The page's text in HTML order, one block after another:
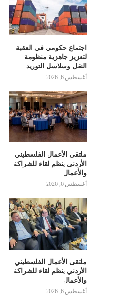
اجتماع حكومي في العقبة
لتعزيز جاهزية منظومة
النقل وسلاسل التوريد
أغسطس 6, 2026
ملتقى الأعمال الفلسطيني
الأردني ينظم لقاء للشراكة
والأعمال
أغسطس 6, 2026
ملتقى الأعمال الفلسطيني
الأردني ينظم لقاء للشراكة
والأعمال
أغسطس 6, 2026